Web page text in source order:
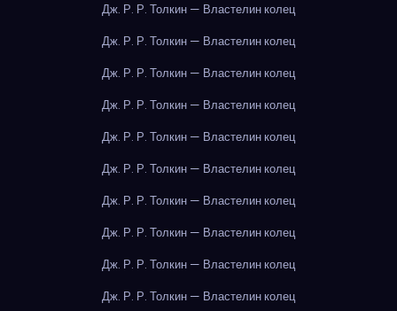
Дж. Р. Р. Толкин — Властелин колец
Дж. Р. Р. Толкин — Властелин колец
Дж. Р. Р. Толкин — Властелин колец
Дж. Р. Р. Толкин — Властелин колец
Дж. Р. Р. Толкин — Властелин колец
Дж. Р. Р. Толкин — Властелин колец
Дж. Р. Р. Толкин — Властелин колец
Дж. Р. Р. Толкин — Властелин колец
Дж. Р. Р. Толкин — Властелин колец
Дж. Р. Р. Толкин — Властелин колец